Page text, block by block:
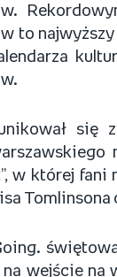
to
się
w której
Tomlinsona
wejście na